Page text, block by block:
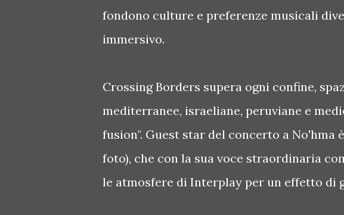
fondono culture e preferenze musicali
immersivo.
Crossing Borders supera ogni confine,
mediterranee, israeliane, peruviane e
fusion". Guest star del concerto a No'hma è
foto), che con la sua voce straordinaria
le atmosfere di Interplay per un effetto di